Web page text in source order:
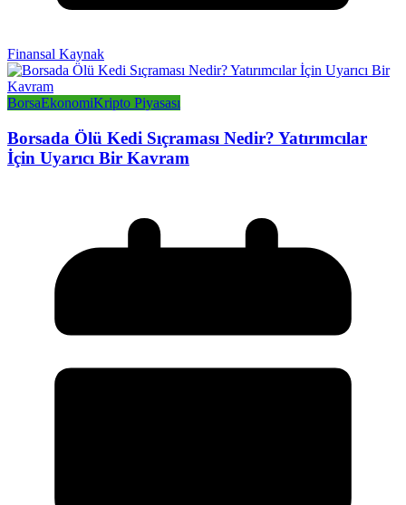
Finansal Kaynak
BorsaEkonomiKripto Piyasası
Borsada Ölü Kedi Sıçraması Nedir? Yatırımcılar
İçin Uyarıcı Bir Kavram